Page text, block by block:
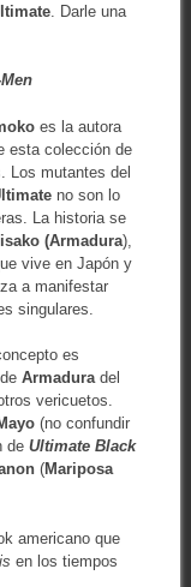
. Darle una
es la autora
esta colección de
Los mutantes del
no son lo
La historia se
(Armadura),
vive en Japón y
a manifestar
singulares.
es
Armaduradel
vericuetos.
(no confundir
de Ultimate Black
(Mariposa
americano que
en los tiempos